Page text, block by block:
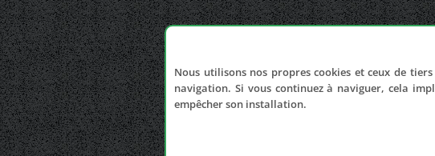
Nous utilisons nos propres cookies et ceux de
navigation. Si vous continuez à naviguer, cela
empêcher son installation.